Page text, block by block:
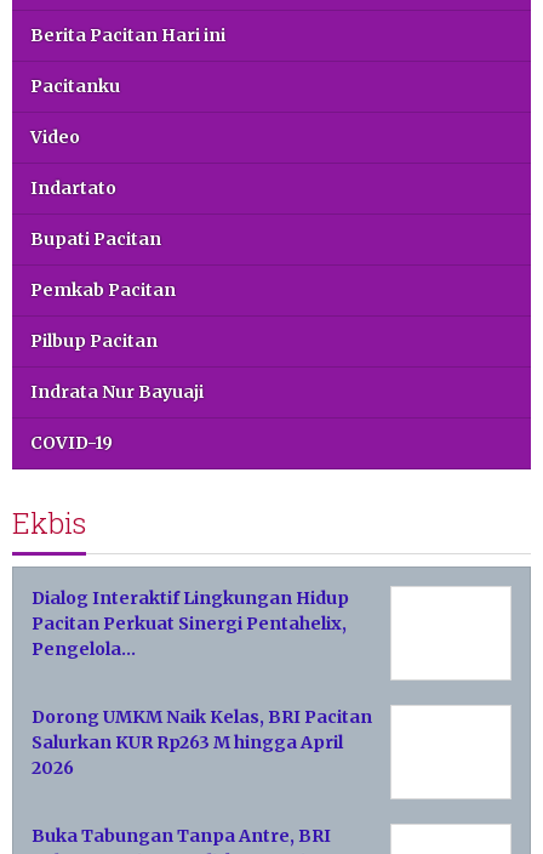
Berita Pacitan Hari ini
Pacitanku
Video
Indartato
Bupati Pacitan
Pemkab Pacitan
Pilbup Pacitan
Indrata Nur Bayuaji
COVID-19
Ekbis
Dialog Interaktif Lingkungan Hidup
Pacitan Perkuat Sinergi Pentahelix,
Pengelola…
Dorong UMKM Naik Kelas, BRI Pacitan
Salurkan KUR Rp263 M hingga April
2026
Buka Tabungan Tanpa Antre, BRI